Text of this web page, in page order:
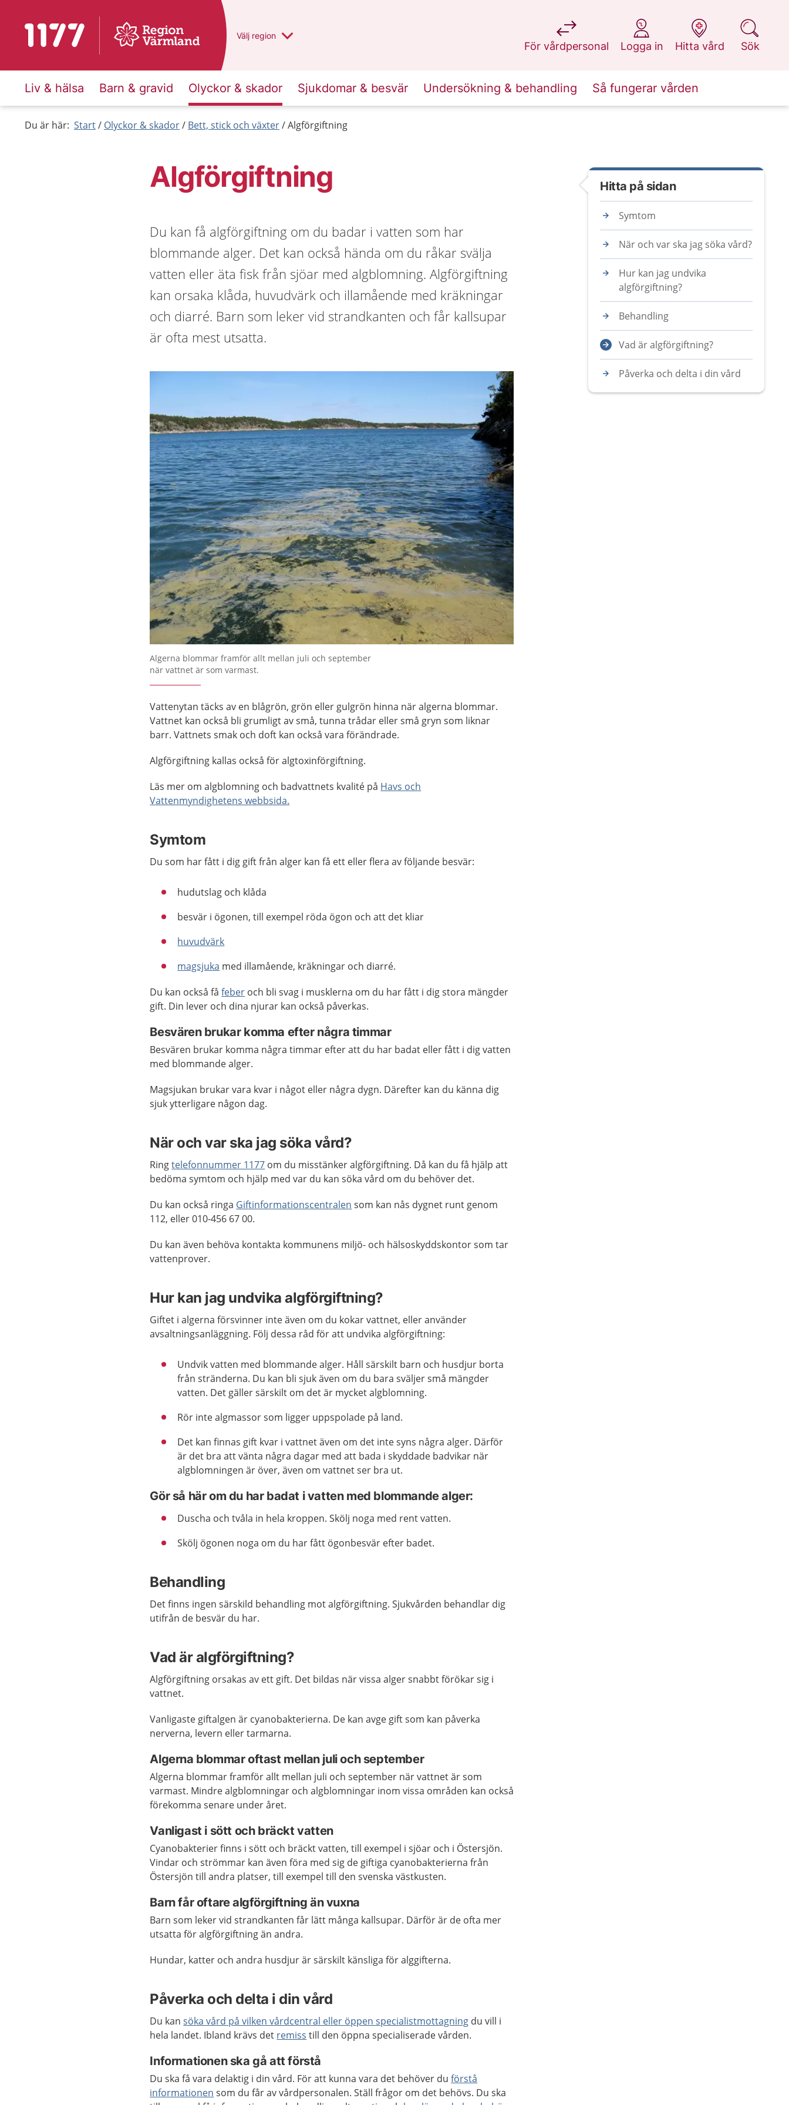
Till startsidan för 1177 Du har valt region
Välj en annan
region
För vårdpersonal
på 1177.se
Logga in
på 1177.se
Hitta vård
på 1177.se
Sök
på 1177.se
Liv & hälsa Barn & gravid Olyckor & skador Sjukdomar & besvär Undersökning & behandling Så fungerar vården
Du är här: Start Olyckor & skador Bett, stick och växter Algförgiftning
Algförgiftning
Du kan få algförgiftning om du badar i vatten som har
blommande alger. Det kan också hända om du råkar svälja
vatten eller äta fisk från sjöar med algblomning. Algförgiftning
kan orsaka klåda, huvudvärk och illamående med kräkningar
och diarré. Barn som leker vid strandkanten och får kallsupar
är ofta mest utsatta.
Algerna blommar framför allt mellan juli och september
när vattnet är som varmast.
Vattenytan täcks av en blågrön, grön eller gulgrön hinna när algerna blommar.
Vattnet kan också bli grumligt av små, tunna trådar eller små gryn som liknar
barr. Vattnets smak och doft kan också vara förändrade.
Algförgiftning kallas också för algtoxinförgiftning.
Läs mer om algblomning och badvattnets kvalité på Havs och
Vattenmyndighetens webbsida.
Symtom
Du som har fått i dig gift från alger kan få ett eller flera av följande besvär:
hudutslag och klåda
besvär i ögonen, till exempel röda ögon och att det kliar
huvudvärk
magsjuka med illamående, kräkningar och diarré.
Du kan också fåfeber och bli svag i musklerna om du har fått i dig stora mängder
gift. Din lever och dina njurar kan också påverkas.
Besvären brukar komma efter några timmar
Besvären brukar komma några timmar efter att du har badat eller fått i dig vatten
med blommande alger.
Magsjukan brukar vara kvar i något eller några dygn. Därefter kan du känna dig
sjuk ytterligare någon dag.
När och var ska jag söka vård?
Ringtelefonnummer 1177 om du misstänker algförgiftning. Då kan du få hjälp att
bedöma symtom och hjälp med var du kan söka vård om du behöver det.
Du kan också ringa Giftinformationscentralen som kan nås dygnet runt genom
112, eller 010-456 67 00.
Du kan även behöva kontakta kommunens miljö- och hälsoskyddskontor som tar
vattenprover.
Hur kan jag undvika algförgiftning?
Giftet i algerna försvinner inte även om du kokar vattnet, eller använder
avsaltningsanläggning. Följ dessa råd för att undvika algförgiftning:
Undvik vatten med blommande alger. Håll särskilt barn och husdjur borta
från stränderna. Du kan bli sjuk även om du bara sväljer små mängder
vatten. Det gäller särskilt om det är mycket algblomning.
Rör inte algmassor som ligger uppspolade på land.
Det kan finnas gift kvar i vattnet även om det inte syns några alger. Därför
är det bra att vänta några dagar med att bada i skyddade badvikar när
algblomningen är över, även om vattnet ser bra ut.
Gör så här om du har badat i vatten med blommande alger:
Duscha och tvåla in hela kroppen. Skölj noga med rent vatten.
Skölj ögonen noga om du har fått ögonbesvär efter badet.
Behandling
Det finns ingen särskild behandling mot algförgiftning. Sjukvården behandlar dig
utifrån de besvär du har.
Vad är algförgiftning?
Algförgiftning orsakas av ett gift. Det bildas när vissa alger snabbt förökar sig i
vattnet.
Vanligaste giftalgen är cyanobakterierna. De kan avge gift som kan påverka
nerverna, levern eller tarmarna.
Algerna blommar oftast mellan juli och september
Algerna blommar framför allt mellan juli och september när vattnet är som
varmast. Mindre algblomningar och algblomningar inom vissa områden kan också
förekomma senare under året.
Vanligast i sött och bräckt vatten
Cyanobakterier finns i sött och bräckt vatten, till exempel i sjöar och i Östersjön.
Vindar och strömmar kan även föra med sig de giftiga cyanobakterierna från
Östersjön till andra platser, till exempel till den svenska västkusten.
Barn får oftare algförgiftning än vuxna
Barn som leker vid strandkanten får lätt många kallsupar. Därför är de ofta mer
utsatta för algförgiftning än andra.
Hundar, katter och andra husdjur är särskilt känsliga för alggifterna.
Påverka och delta i din vård
Du kansöka vård på vilken vårdcentral eller öppen specialistmottagning du vill i
hela landet. Ibland krävs det remiss till den öppna specialiserade vården.
Informationen ska gå att förstå
Du ska få vara delaktig i din vård. För att kunna vara det behöver duförstå
informationen som du får av vårdpersonalen. Ställ frågor om det behövs. Du ska
Hitta på sidan
Symtom
När och var ska jag söka vård?
Hur kan jag undvika
algförgiftning?
Behandling
Vad är algförgiftning?
Påverka och delta i din vård